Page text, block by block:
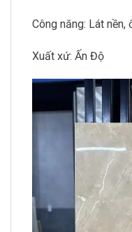
Công năng: Lát nền,
Xuất xứ: Ấn Độ